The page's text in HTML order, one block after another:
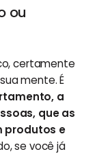
ou
certamente
mente. É
a
que as
produtos e
se você já